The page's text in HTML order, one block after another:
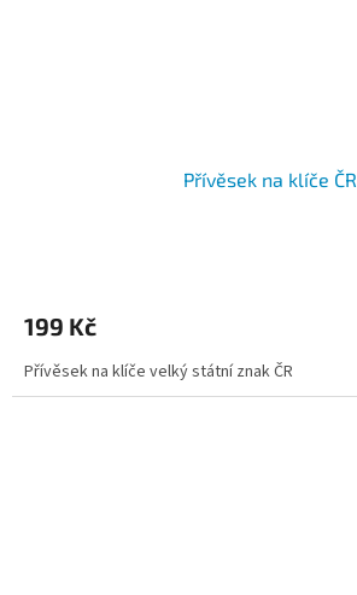
Přívěsek na klíče ČR
199 Kč
Přívěsek na klíče velký státní znak ČR